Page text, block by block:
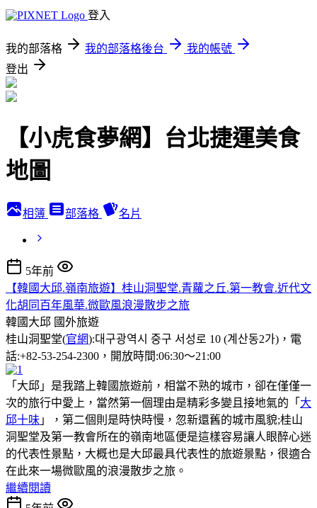
登入
我的部落格 我的部落格後台
我的帳號
登出
【小虎食夢網】台北捷運美食
地圖
相簿 部落格 名片
5年前
【韓國大邱.嶺南旅遊】桂山洞聖堂.青蘿之丘.第一教會.近代文
化胡同百年風華.微歐風浪漫散步之旅
韓國大邱 國外旅遊
桂山洞聖堂(官網):대구광역시 중구 서성로 10 (계산동2가)，電
話:+82-53-254-2300，開放時間:06:30～21:00
「大邱」是我踏上韓國旅遊前，相當不熟的城市，卻在僅僅一
次的旅行中愛上，當然第一個理由是精彩多變且接地氣的「 大
邱十味 」，第二個則是時快時慢，忽新還舊的城市風貌;桂山
洞聖堂及第一教會所在的嶺南地區便是這樣容易讓人眼醉心迷
的代表性景點，大概也是大邱最具代表性的旅遊景點，很適合
在此來一場微歐風的浪漫散步之旅。
繼續閱讀